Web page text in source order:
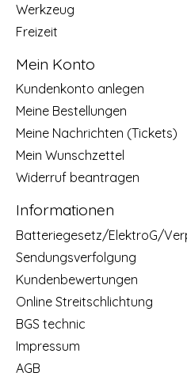
Werkzeug
Freizeit
Mein Konto
Kundenkonto anlegen
Meine Bestellungen
Meine Nachrichten (Tickets)
Mein Wunschzettel
Widerruf beantragen
Informationen
Batteriegesetz/ElektroG/
Sendungsverfolgung
Kundenbewertungen
Online Streitschlichtung
BGS technic
Impressum
AGB